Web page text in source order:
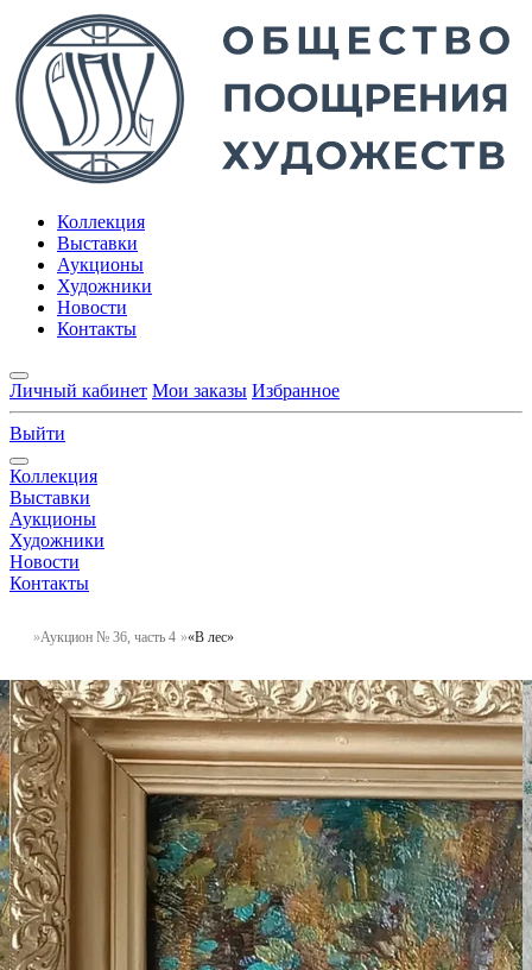
Коллекция
Выставки
Аукционы
Художники
Новости
Контакты
Личный кабинет Мои заказы Избранное
Выйти
Коллекция
Выставки
Аукционы
Художники
Новости
Контакты
Аукцион № 36, часть 4 «В лес»